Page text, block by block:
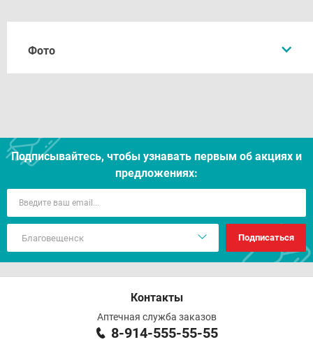
Фото
Подписывайтесь, чтобы узнавать первым об акцияx и
предложениях:
Подписаться
Контакты
Аптечная служба заказов
8-914-555-55-55